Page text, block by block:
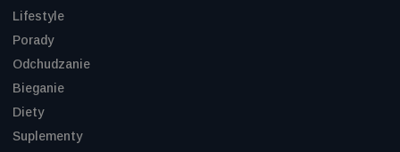
Lifestyle
Porady
Odchudzanie
Bieganie
Diety
Suplementy